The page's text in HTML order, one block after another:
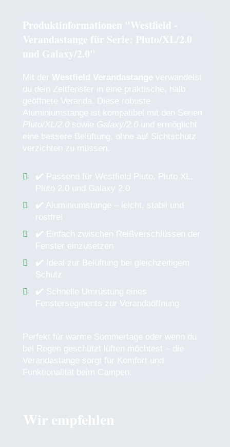
Produktinformationen "Westfield -
Verandastange für Serie: Pluto/XL/2.0
und Galaxy/2.0"
Mit der Westfield Verandastange verwandelst
du dein Zeltfenster in eine praktische, halb
geöffnete Veranda. Diese robuste
Aluminiumstange ist kompatibel mit den Serien
Pluto/XL/2.0 sowie Galaxy/2.0 und ermöglicht
eine bessere Belüftung, ohne auf Sichtschutz
verzichten zu müssen.
✔️ Passend für Westfield Pluto, Pluto XL,
Pluto 2.0 und Galaxy 2.0
✔️ Aluminiumstange – leicht, stabil und
rostfrei
✔️ Einfach zwischen Reißverschlüssen der
Fenster einzusetzen
✔️ Ideal zur Belüftung bei gleichzeitigem
Schutz
✔️ Schnelle Umrüstung eines
Fenstersegments zur Verandaöffnung
Perfekt für warme Sommertage oder wenn du
bei Regen geschützt lüften möchtest – die
Verandastange sorgt für Komfort und
Funktionalität beim Campen.
Produktgalerie überspringen
Wir empfehlen